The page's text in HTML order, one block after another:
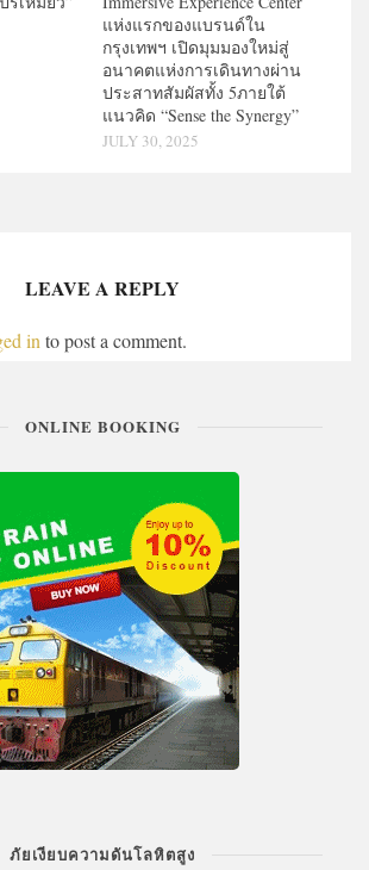
แห่งแรกของแบรนด์ใน
กรุงเทพฯ เปิดมุมมองใหม่สู่
อนาคตแห่งการเดินทางผ่าน
ประสาทสัมผัสทั้ง 5ภายใต้
แนวคิด “Sense the Synergy”
JULY 30, 2025
LEAVE A REPLY
into post a comment.
ONLINE BOOKING
ภัยเงียบความดันโลหิตสูง